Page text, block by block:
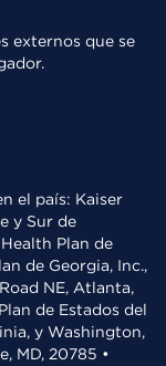
externos que se
el país: Kaiser
y Sur de
Plan de
de Georgia, Inc.,
NE, Atlanta,
de Estados del
y Washington,
MD, 20785 •